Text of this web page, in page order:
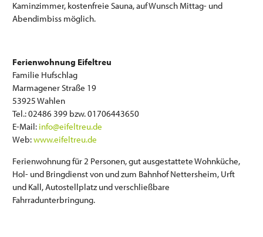
Kaminzimmer, kostenfreie Sauna, auf Wunsch Mittag- und
Abendimbiss möglich.
Ferienwohnung Eifeltreu
Familie Hufschlag
Marmagener Straße 19
53925 Wahlen
Tel.: 02486 399 bzw. 01706443650
E-Mail: info@eifeltreu.de
Web:www.eifeltreu.de
Ferienwohnung für 2 Personen, gut ausgestattete Wohnküche,
Hol- und Bringdienst von und zum Bahnhof Nettersheim, Urft
und Kall, Autostellplatz und verschließbare
Fahrradunterbringung.